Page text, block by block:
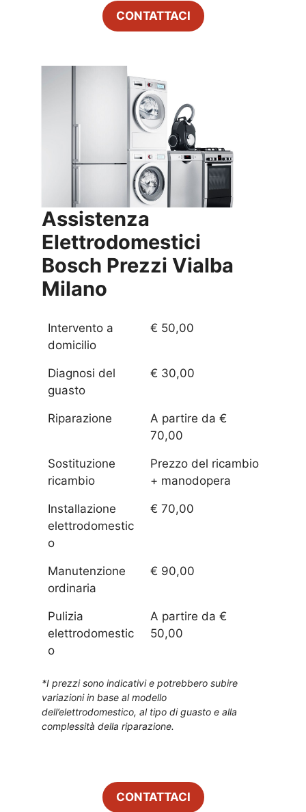
CONTATTACI
Assistenza
Elettrodomestici
Bosch PrezziVialba
Milano
Intervento a
domicilio
€ 50,00
Diagnosi del
guasto
€ 30,00
Riparazione
A partire da €
70,00
Sostituzione
ricambio
Prezzo del ricambio
+ manodopera
Installazione
elettrodomestic
o
€ 70,00
Manutenzione
ordinaria
€ 90,00
Pulizia
elettrodomestic
o
A partire da €
50,00
*I prezzi sono indicativi e potrebbero subire
variazioni in base al modello
dell’elettrodomestico, al tipo di guasto e alla
complessità della riparazione.
CONTATTACI